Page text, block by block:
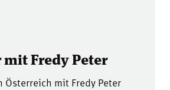
mit Fredy Peter
Österreich mit Fredy Peter